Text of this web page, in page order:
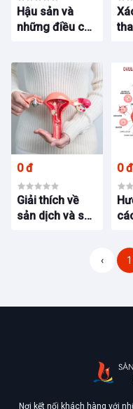
Hậu sản và
những điều cần
BMT
0 đ
Giải thích về
sản dịch và sự
0 đ
‹ 1
Nơi kết nối khách hàng với